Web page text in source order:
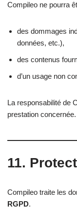
Compileo ne pourra
des dommages
données, etc.),
des contenus
d’un usage non
La responsabilité de
prestation concernée.
11.
Compileo traite les
RGPD.